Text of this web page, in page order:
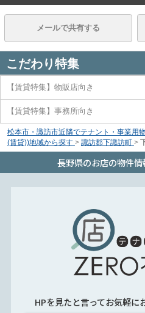
メールで共有する
こだわり特集
【賃貸特集】物販店向き
【賃貸特集】事務所向き
松本市・諏訪市近隣でテナント・事業用
(賃貸))地域から探す > 諏訪郡下諏訪町 >
長野県のお店の物件
HPを見たと言ってお気軽に